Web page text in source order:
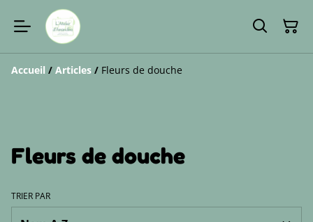
Accueil / Articles / Fleurs de douche
Fleurs de douche
TRIER PAR